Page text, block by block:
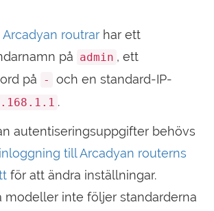
Arcadyan routrar har ett
på admin , ett
på
-
och en standard-IP-
.
autentiseringsuppgifter behövs
inloggning till Arcadyan routerns
för att ändra inställningar.
modeller inte följer standarderna